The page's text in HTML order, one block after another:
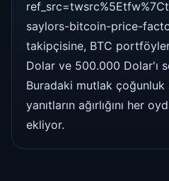
saylors-bitcoin-price-
takipçisine, BTC
Dolar ve 500.000 Dolar'ı
Buradaki mutlak
yanıtların ağırlığını her
ekliyor.